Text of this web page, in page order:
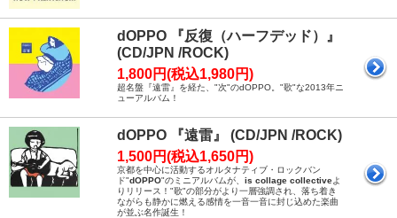
dOPPO 『反復（ハーフデッド）』
(CD/JPN /ROCK)
1,800円(税込1,980円)
超名盤『遠雷』を経た、"次"のdOPPO。"歌"な2013年ニ
ューアルバム！
dOPPO 『遠雷』 (CD/JPN /ROCK)
1,500円(税込1,650円)
京都を中心に活動するオルタナティブ・ロックバン
ド"dOPPO"のミニアルバムが、 is collage collectiveよ
りリリース！"歌"の部分がより一層強調され、落ち着き
ながらも静かに燃える感情を一音一音に封じ込めた楽曲
が並ぶ名作誕生！